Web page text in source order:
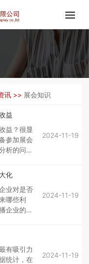
讯 >> 展会知识
益
益？很显
参加展会
析的问题
2024-11-19
化
业对是否
哪些利
企业的信
到了如何
2024-11-19
有吸引力
统计，在
2024-11-19